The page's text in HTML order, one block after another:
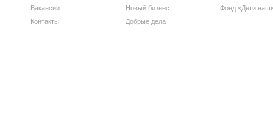
Вакансии
Контакты
Новый бизнес
Добрые дела
Фонд «Дети